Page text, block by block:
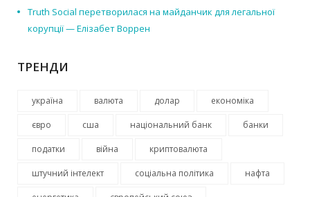
Truth Social перетворилася на майданчик для легальної
корупції — Елізабет Воррен
ТРЕНДИ
україна валюта долар економіка
євро сша національний банк банки
податки війна криптовалюта
штучний інтелект соціальна політика нафта